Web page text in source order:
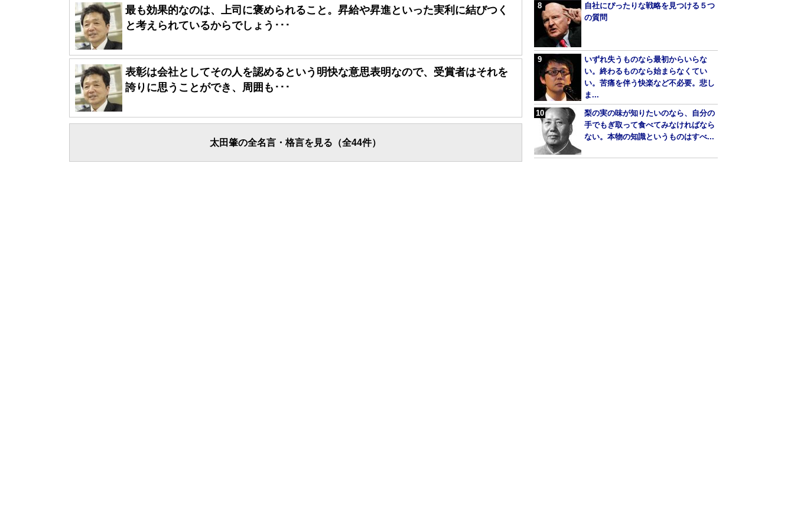
最も効果的なのは、上司に褒められること。昇給や昇進といった実利に結びつく
と考えられているからでしょう･･･
表彰は会社としてその人を認めるという明快な意思表明なので、受賞者はそれを
誇りに思うことができ、周囲も･･･
太田肇の全名言・格言を見る（全44件）
自社にぴったりな戦略を見つける５つ
の質問
いずれ失うものなら最初からいらな
い。終わるものなら始まらなくてい
い。苦痛を伴う快楽など不必要。悲し
ま...
梨の実の味が知りたいのなら、自分の
手でもぎ取って食べてみなければなら
ない。本物の知識というものはすべ...